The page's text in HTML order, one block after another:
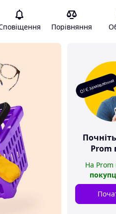
Порівняння
О! Є замовлення
Prom
На Prom